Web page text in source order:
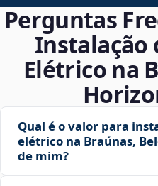
Perguntas
Instalação
Elétrico na
Qual é o valor para
elétrico na Braúnas,
de mim?